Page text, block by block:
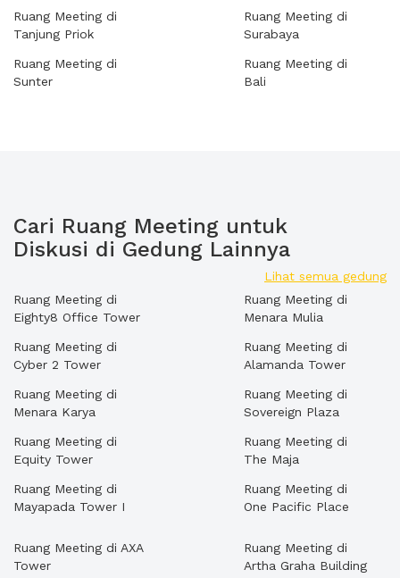
Ruang Meeting di
Tanjung Priok
Ruang Meeting di
Sunter
Ruang Meeting di
Surabaya
Ruang Meeting di
Bali
Cari Ruang Meeting untuk
Diskusi di Gedung Lainnya
Lihat semua gedung
Ruang Meeting di
Eighty8 Office Tower
Ruang Meeting di
Cyber 2 Tower
Ruang Meeting di
Menara Karya
Ruang Meeting di
Equity Tower
Ruang Meeting di
Mayapada Tower I
Ruang Meeting di
Menara Mulia
Ruang Meeting di
Alamanda Tower
Ruang Meeting di
Sovereign Plaza
Ruang Meeting di
The Maja
Ruang Meeting di
One Pacific Place
Ruang Meeting di AXA
Tower
Ruang Meeting di
Artha Graha Building